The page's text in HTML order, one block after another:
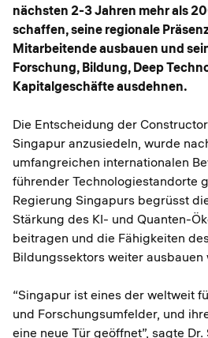
nächsten 2-3 Jahren mehr als
schaffen, seine regionale
Mitarbeitende ausbauen und
Forschung, Bildung, Deep
Kapitalgeschäfte ausdehnen.
Die Entscheidung der
Singapur anzusiedeln, wurde
umfangreichen internationalen
führender Technologiestandorte
Regierung Singapurs begrüsst
Stärkung des KI- und Quanten-
beitragen und die Fähigkeiten
Bildungssektors weiter ausbauen
“Singapur ist eines der weltweit
und Forschungsumfelder, und
eine neue Tür geöffnet”, sagte